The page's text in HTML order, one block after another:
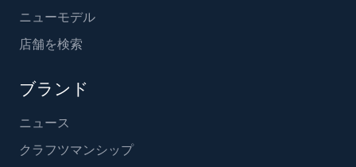
ニューモデル
店舗を検索
ブランド
ニュース
クラフツマンシップ